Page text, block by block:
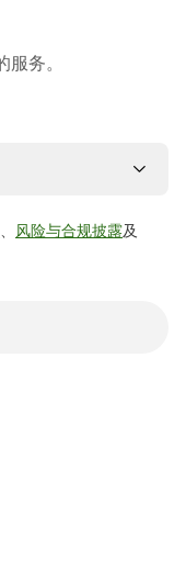
务。
风险与合规披露及